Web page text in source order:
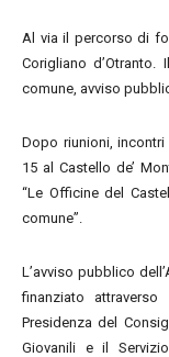
Al via il percorso di
Corigliano
comune, avviso
Dopo riunioni,
15 al Castello de’
“Le Officine del
comune”.
L’avviso pubblico
finanziato
Presidenza del
Giovanili e il